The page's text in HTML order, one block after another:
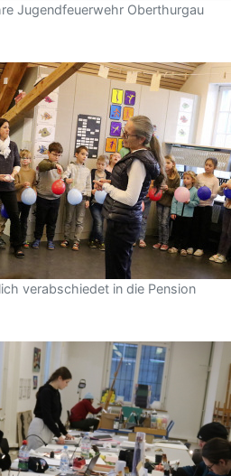
Jugendfeuerwehr Oberthurgau
verabschiedet in die Pension